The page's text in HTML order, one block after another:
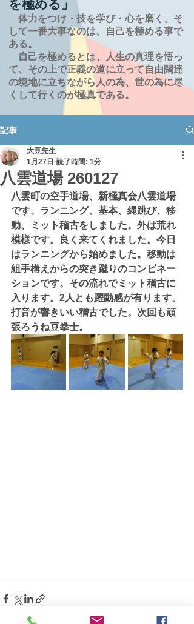
を極める」
体力をつけ・技を学び・心を磨く、そ
して一番大事なのは、自己を極める事で
ある。
自己を極めるとは、
人生の真理を悟っ
て、その上で正義の道に立って自由闊達
の境地に立ちながら人の為、世の為に尽
くして行くのが極真である。
記事
八雲道場 260127
大豆先生
1月27日 読了時間: 1分
八雲町の空手道場、新極真会八雲道場
です。ランニング、基本、縄跳び、移
動、ミット稽古をしました。外は荒れ
模様です。良く来てくれました。今日
はランニングから始めました。移動は
組手構えからの突き蹴りのコンビネー
ションです。その流れでミット稽古に
入ります。2人とも躍動感が有ります。
打音が響きいい稽古でした。次回も頑
張ろうね豆拳士。